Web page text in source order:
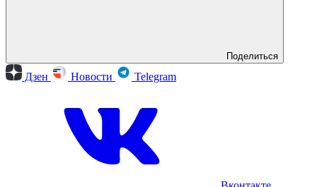
Поделиться
Дзен Новости Telegram